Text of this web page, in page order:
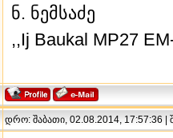
ნ. ნემსაძე
,,Ij Baukal MP27
დრო: შაბათი, 02.08.2014, 17:57:36 |